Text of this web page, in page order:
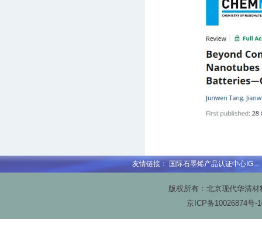
友情链接： 国际石墨烯产品认证中心IG...
版权所有：北京现代华清
京ICP备10026874号-